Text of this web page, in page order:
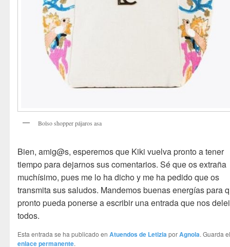
Bolso shopper pájaros asa
Bien, amig@s, esperemos que Kiki vuelva pronto a tener
tiempo para dejarnos sus comentarios. Sé que os extraña
muchísimo, pues me lo ha dicho y me ha pedido que os
transmita sus saludos. Mandemos buenas energías para
pronto pueda ponerse a escribir una entrada que nos
todos.
Esta entrada se ha publicado enAtuendos de LetiziaporAgnola. Guarda
enlace permanente.